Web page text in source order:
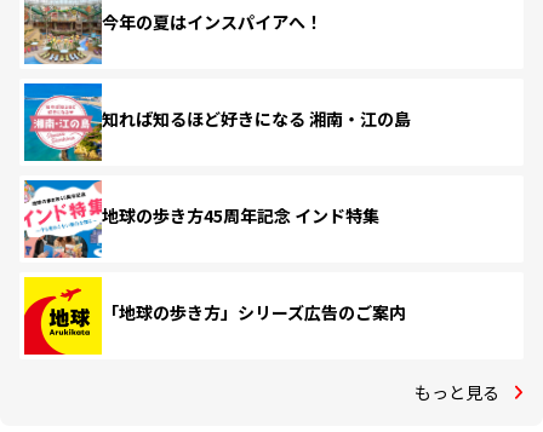
今年の夏はインスパイアへ！
知れば知るほど好きになる 湘南・江の島
地球の歩き方45周年記念 インド特集
「地球の歩き方」シリーズ広告のご案内
もっと見る